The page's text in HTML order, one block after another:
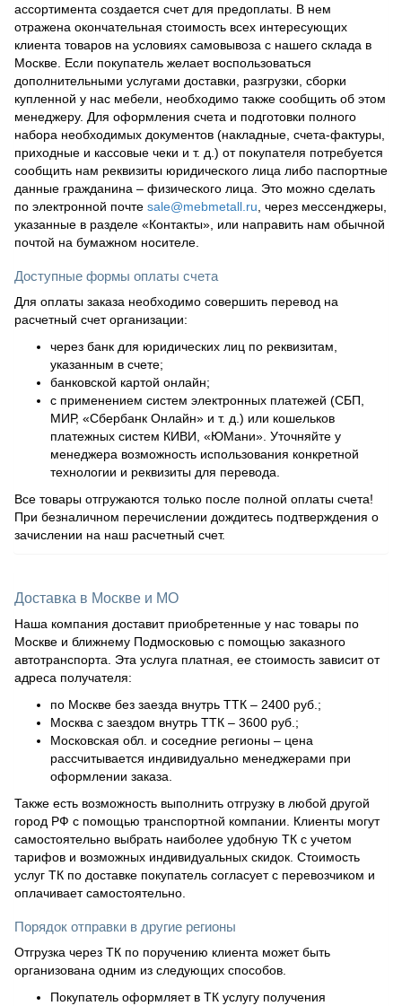
ассортимента создается счет для предоплаты. В нем
отражена окончательная стоимость всех интересующих
клиента товаров на условиях самовывоза с нашего склада в
Москве. Если покупатель желает воспользоваться
дополнительными услугами доставки, разгрузки, сборки
купленной у нас мебели, необходимо также сообщить об этом
менеджеру. Для оформления счета и подготовки полного
набора необходимых документов (накладные, счета-фактуры,
приходные и кассовые чеки и т. д.) от покупателя потребуется
сообщить нам реквизиты юридического лица либо паспортные
данные гражданина – физического лица. Это можно сделать
по электронной почте sale@mebmetall.ru , через мессенджеры,
указанные в разделе «Контакты», или направить нам обычной
почтой на бумажном носителе.
Доступные формы оплаты счета
Для оплаты заказа необходимо совершить перевод на
расчетный счет организации:
через банк для юридических лиц по реквизитам,
указанным в счете;
банковской картой онлайн;
с применением систем электронных платежей (СБП,
МИР, «Сбербанк Онлайн» и т. д.) или кошельков
платежных систем КИВИ, «ЮМани». Уточняйте у
менеджера возможность использования конкретной
технологии и реквизиты для перевода.
Все товары отгружаются только после полной оплаты счета!
При безналичном перечислении дождитесь подтверждения о
зачислении на наш расчетный счет.
Доставка в Москве и МО
Наша компания доставит приобретенные у нас товары по
Москве и ближнему Подмосковью с помощью заказного
автотранспорта. Эта услуга платная, ее стоимость зависит от
адреса получателя:
по Москве без заезда внутрь ТТК – 2400 руб.;
Москва с заездом внутрь ТТК – 3600 руб.;
Московская обл. и соседние регионы – цена
рассчитывается индивидуально менеджерами при
оформлении заказа.
Также есть возможность выполнить отгрузку в любой другой
город РФ с помощью транспортной компании. Клиенты могут
самостоятельно выбрать наиболее удобную ТК с учетом
тарифов и возможных индивидуальных скидок. Стоимость
услуг ТК по доставке покупатель согласует с перевозчиком и
оплачивает самостоятельно.
Порядок отправки в другие регионы
Отгрузка через ТК по поручению клиента может быть
организована одним из следующих способов.
Покупатель оформляет в ТК услугу получения